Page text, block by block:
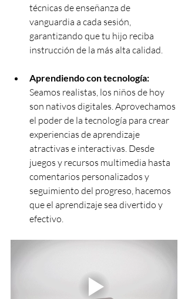
técnicas de enseñanza de
vanguardia a cada sesión,
garantizando que tu hijo reciba
instrucción de la más alta calidad.
Aprendiendo con tecnología:
Seamos realistas, los niños de hoy
son nativos digitales. Aprovechamos
el poder de la tecnología para crear
experiencias de aprendizaje
atractivas e interactivas. Desde
juegos y recursos multimedia hasta
comentarios personalizados y
seguimiento del progreso, hacemos
que el aprendizaje sea divertido y
efectivo.